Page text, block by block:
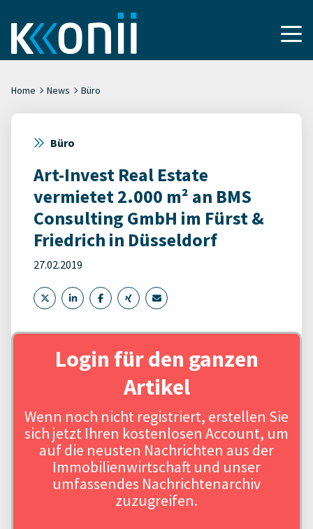
Home News Büro
Büro
Art-Invest Real Estate
vermietet 2.000 m² an BMS
Consulting GmbH im Fürst &
Friedrich in Düsseldorf
27.02.2019
Login für den ganzen
Artikel
Wenn noch nicht registriert, erstellen Sie
sich jetzt Ihren kostenlosen Account, um
auf die neusten Nachrichten aus der
Immobilienwirtschaft und unser
umfassendes Nachrichtenarchiv
zuzugreifen.